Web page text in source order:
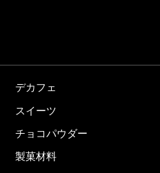
デカフェ
スイーツ
チョコパウダー
製菓材料